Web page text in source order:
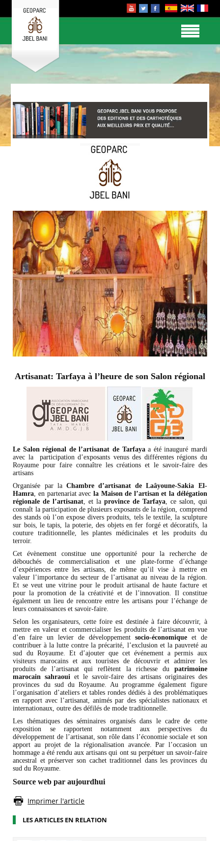
Artisanat: Tarfaya à l’heure de son Salon régional
Le Salon régional de l’artisanat de Tarfayaa été inauguré mardi
avec la participation d’exposants venus des différentes régions du
Royaume pour faire connaître les créations et le savoir-faire des
artisans
Organisée par la Chambre d’artisanat de Laâyoune-Sakia El-
Hamra, en partenariat avec la Maison de l’artisan et la délégation
régionale de l’artisanat, et la province de Tarfaya, ce salon, qui
connaît la participation de plusieurs exposants de la région, comprend
des stands où l’on expose divers produits, tels le textile, la sculpture
sur bois, le tapis, la poterie, des objets en fer forgé et décoratifs, la
couture traditionnelle, les plantes médicinales et les produits du
terroir.
Cet évènement constitue une opportunité pour la recherche de
débouchés de commercialisation et une plate-forme d’échange
d’expériences entre les artisans, de même qu’il vise à mettre en
valeur l’importance du secteur de l’artisanat au niveau de la région.
Et se veut une vitrine pour le produit artisanal de haute facture et
pour la promotion de la créativité et de l’innovation. Il constitue
également un lieu de rencontre entre les artisans pour l’échange de
leurs connaissances et savoir-faire.
Selon les organisateurs, cette foire est destinée à faire découvrir, à
mettre en valeur et commercialiser les produits de l’artisanat en vue
d’en faire un levier de développement socio-économique et de
contribuer à la lutte contre la précarité, l’exclusion et la pauvreté au
sud du Royaume. Et d’ajouter que cet événement a permis aux
visiteurs marocains et aux touristes de découvrir et admirer les
produits de l’artisanat qui reflètent la richesse du patrimoine
marocain sahraoui et le savoir-faire des artisans originaires des
provinces du sud du Royaume. Au programme également figure
l’organisation d’ateliers et tables rondes dédiés à des problématiques
en rapport avec l’artisanat, animés par des spécialistes nationaux et
internationaux, outre des défilés de mode traditionnelle.
Les thématiques des séminaires organisés dans le cadre de cette
exposition se rapportent notamment aux perspectives du
développement de l’artisanat, son rôle dans l’économie sociale et son
apport au projet de la régionalisation avancée. Par l’occasion un
hommage a été rendu aux artisans qui ont su perpétuer un savoir-faire
ancestral et préserver son cachet traditionnel dans les provinces du
sud du Royaume.
Source web par aujourdhui
Imprimer l'article
LES ARTICLES EN RELATION